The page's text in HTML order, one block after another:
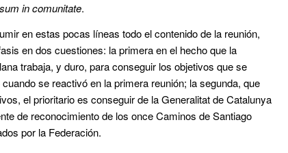
in comunitate.
en estas pocas líneas todo el contenido de la reunión,
en dos cuestiones: la primera en el hecho que la
trabaja, y duro, para conseguir los objetivos que se
se reactivó en la primera reunión; la segunda, que
el prioritario es conseguir de la Generalitat de Catalunya
de reconocimiento de los once Caminos de Santiago
por la Federación.